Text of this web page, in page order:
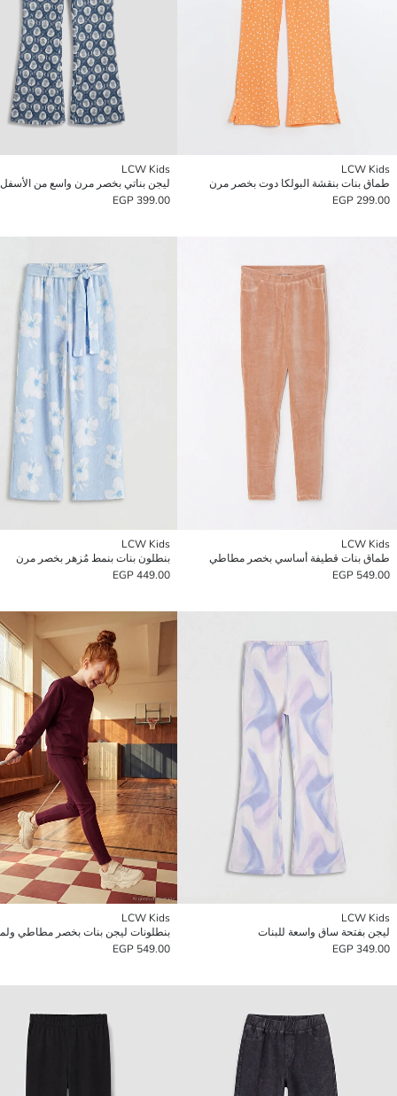
LCW Kids
طماق بنات بنقشة البولكا دوت بخصر مرن
299.00 EGP
LCW Kids
ليجن بناتي بخصر مرن واسع من الأسفل
399.00 EGP
LCW Kids
طماق بنات قطيفة أساسي بخصر مطاطي
549.00 EGP
LCW Kids
بنطلون بنات بنمط مُزهر بخصر مرن
449.00 EGP
LCW Kids
ليجن بفتحة ساق واسعة للبنات
349.00 EGP
LCW Kids
549.00 EGP